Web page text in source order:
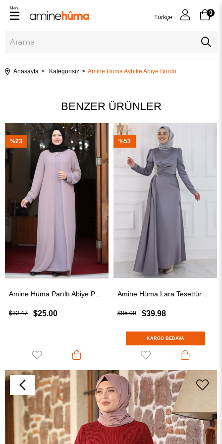
Türkçe
0
Menu
Anasayfa Kategorisiz Amine Hüma Aybike Abiye Bordo
BENZER ÜRÜNLER
$25.00
$32.47
%23
$39.98
$85.00
KARGO BEDAVA
%53